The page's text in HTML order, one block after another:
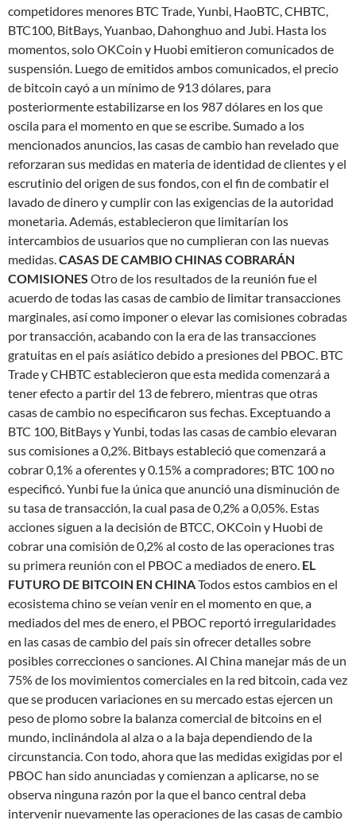
competidores menores BTC Trade, Yunbi, HaoBTC, CHBTC,
BTC100, BitBays, Yuanbao, Dahonghuo and Jubi. Hasta los
momentos, solo OKCoin y Huobi emitieron comunicados de
suspensión. Luego de emitidos ambos comunicados, el precio
de bitcoin cayó a un mínimo de 913 dólares, para
posteriormente estabilizarse en los 987 dólares en los que
oscila para el momento en que se escribe. Sumado a los
mencionados anuncios, las casas de cambio han revelado que
reforzaran sus medidas en materia de identidad de clientes y el
escrutinio del origen de sus fondos, con el fin de combatir el
lavado de dinero y cumplir con las exigencias de la autoridad
monetaria. Además, establecieron que limitarían los
intercambios de usuarios que no cumplieran con las nuevas
medidas.CASAS DE CAMBIO CHINAS COBRARÁN
COMISIONES Otro de los resultados de la reunión fue el
acuerdo de todas las casas de cambio de limitar transacciones
marginales, así como imponer o elevar las comisiones cobradas
por transacción, acabando con la era de las transacciones
gratuitas en el país asiático debido a presiones del PBOC. BTC
Trade y CHBTC establecieron que esta medida comenzará a
tener efecto a partir del 13 de febrero, mientras que otras
casas de cambio no especificaron sus fechas. Exceptuando a
BTC 100, BitBays y Yunbi, todas las casas de cambio elevaran
sus comisiones a 0,2%. Bitbays estableció que comenzará a
cobrar 0,1% a oferentes y 0.15% a compradores; BTC 100 no
especificó. Yunbi fue la única que anunció una disminución de
su tasa de transacción, la cual pasa de 0,2% a 0,05%. Estas
acciones siguen a la decisión de BTCC, OKCoin y Huobi de
cobrar una comisión de 0,2% al costo de las operaciones tras
su primera reunión con el PBOC a mediados de enero. EL
FUTURO DE BITCOIN EN CHINATodos estos cambios en el
ecosistema chino se veían venir en el momento en que, a
mediados del mes de enero, el PBOC reportó irregularidades
en las casas de cambio del país sin ofrecer detalles sobre
posibles correcciones o sanciones. Al China manejar más de un
75% de los movimientos comerciales en la red bitcoin, cada vez
que se producen variaciones en su mercado estas ejercen un
peso de plomo sobre la balanza comercial de bitcoins en el
mundo, inclinándola al alza o a la baja dependiendo de la
circunstancia. Con todo, ahora que las medidas exigidas por el
PBOC han sido anunciadas y comienzan a aplicarse, no se
observa ninguna razón por la que el banco central deba
intervenir nuevamente las operaciones de las casas de cambio